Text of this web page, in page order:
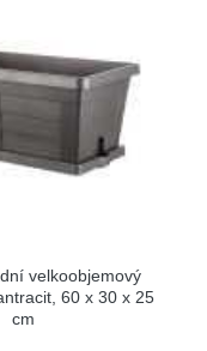
velkoobjemový
60 x 30 x 25
cm